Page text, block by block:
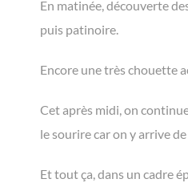
En matinée, découverte
puis patinoire.
Encore une très chouette
Cet après midi, on
le sourire car on y arrive
Et tout ça, dans un cadre